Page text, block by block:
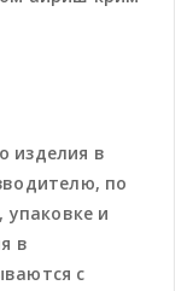
изделия в
по
упаковке и
в
с